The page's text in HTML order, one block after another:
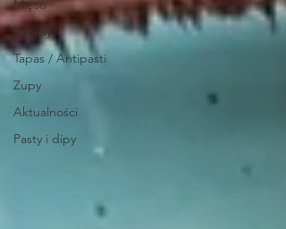
Mięso
Porady
Tapas / Antipasti
Zupy
Aktualności
Pasty i dipy